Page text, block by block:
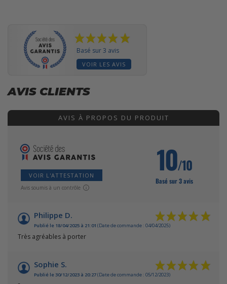
Basé sur 3 avis
VOIR LES AVIS
AVIS CLIENTS
AVIS À PROPOS DU PRODUIT
VOIR L'ATTESTATION
Avis soumis à un contrôle
10/10
Basé sur 3 avis
Philippe D.
Publié le 18/04/2025 à 21:01 (Date de commande : 04/04/2025)
Très agréables à porter
Sophie S.
Publié le 30/12/2023 à 20:27(Date de commande : 05/12/2023)